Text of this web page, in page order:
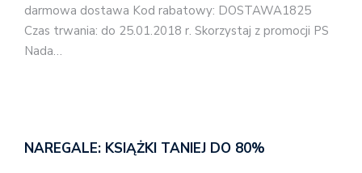
darmowa dostawa Kod rabatowy: DOSTAWA1825
Czas trwania: do 25.01.2018 r. Skorzystaj z promocji PS
Nada…
NAREGALE: KSIĄŻKI TANIEJ DO 80%